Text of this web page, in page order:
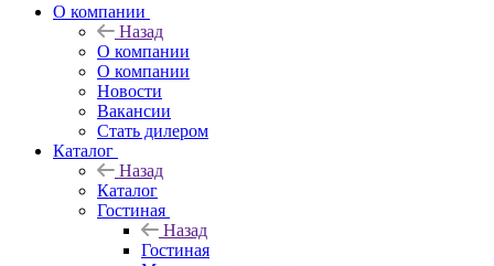
О компании
Назад
О компании
О компании
Новости
Вакансии
Стать дилером
Каталог
Назад
Каталог
Гостиная
Назад
Гостиная